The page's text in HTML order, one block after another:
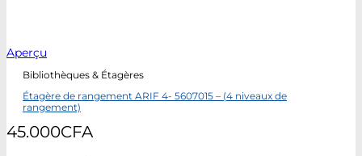
Aperçu
Bibliothèques & Étagères
Étagère de rangement ARIF 4- 5607015 – (4 niveaux de
rangement)
45.000CFA